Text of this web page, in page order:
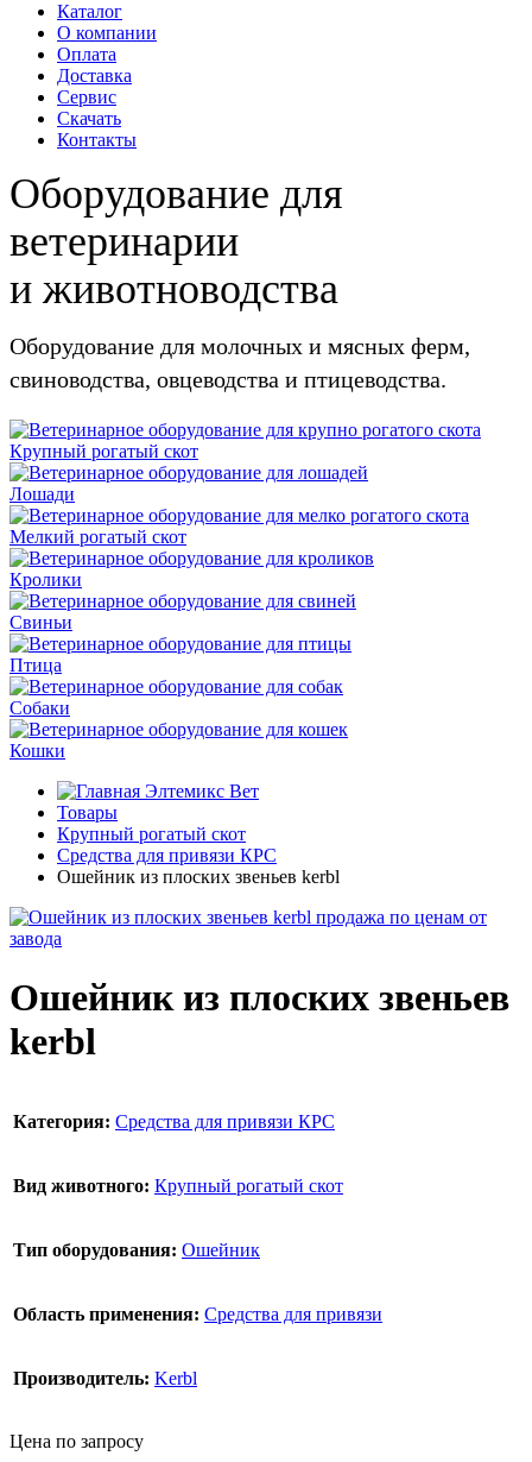
Каталог
О компании
Оплата
Доставка
Сервис
Скачать
Контакты
Оборудование для
ветеринарии
и животноводства
Оборудование для молочных и мясных ферм,
свиноводства, овцеводства и птицеводства.
Крупный рогатый скот
Лошади
Мелкий рогатый скот
Кролики
Свиньи
Птица
Собаки
Кошки
Элтемикс Вет
Товары
Крупный рогатый скот
Средства для привязи КРС
Ошейник из плоских звеньев kerbl
Ошейник из плоских звеньев
kerbl
Категория: Средства для привязи КРС
Вид животного: Крупный рогатый скот
Тип оборудования: Ошейник
Область применения: Средства для привязи
Производитель: Kerbl
Цена по запросу